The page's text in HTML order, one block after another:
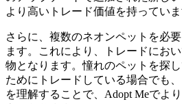
より高いトレード価値を持っていま
さらに、複数のネオンペットを必
ます。これにより、トレードにお
物となります。憧れのペットを探
ためにトレードしている場合でも
を理解することで、Adopt Meでよ